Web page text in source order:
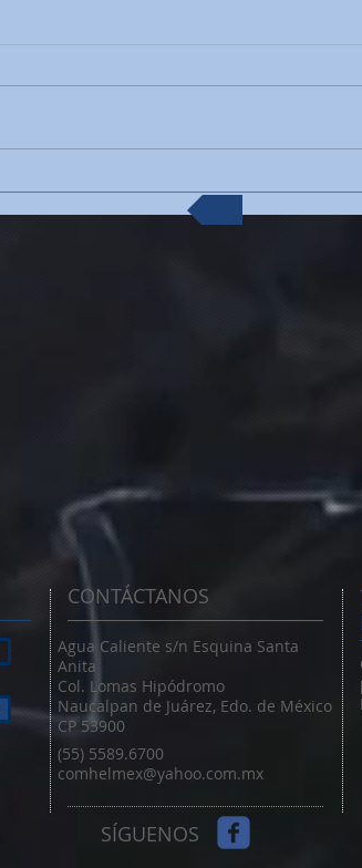
CONTÁCTANOS
Agua Caliente s/n Esquina Santa
Anita
Col. Lomas Hipódromo
Naucalpan de Juárez, Edo. de México
CP 53900
(55) 5589.6700
comhelmex@yahoo.com.mx
SÍGUENOS